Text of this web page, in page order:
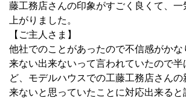
藤工務店さんの印象がすごく良くて、
上がりました。
【ご主人さま】
他社でのことがあったので不信感がかな
来ない出来ないって言われていたので半
ど、モデルハウスでの工藤工務店さんの
来ないと思っていたことに対応出来ると